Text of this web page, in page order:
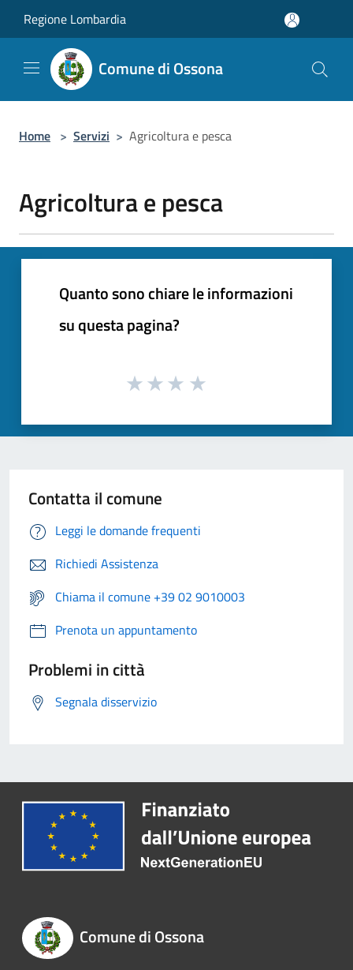
Regione Lombardia
Comune di Ossona
Home > Servizi > Agricoltura e pesca
Agricoltura e pesca
Quanto sono chiare le informazioni
su questa pagina?
Contatta il comune
Leggi le domande frequenti
Richiedi Assistenza
Chiama il comune +39 02 9010003
Prenota un appuntamento
Problemi in città
Segnala disservizio
Comune di Ossona